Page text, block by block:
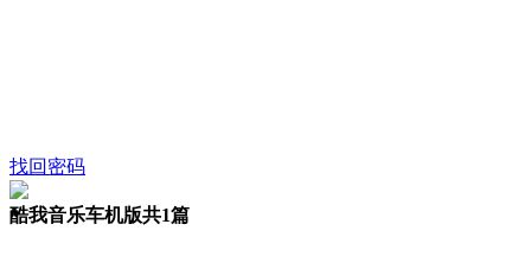
找回密码
酷我音乐车机版共1篇